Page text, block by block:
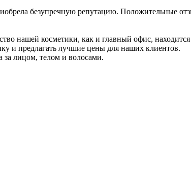
безупречную репутацию. Положительные
нашей косметики, как и главный офис,
и предлагать лучшие цены для наших клиентов.
за лицом, телом и волосами.